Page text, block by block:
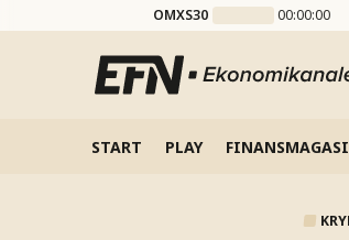
OMXS30 00:00:00
START PLAY